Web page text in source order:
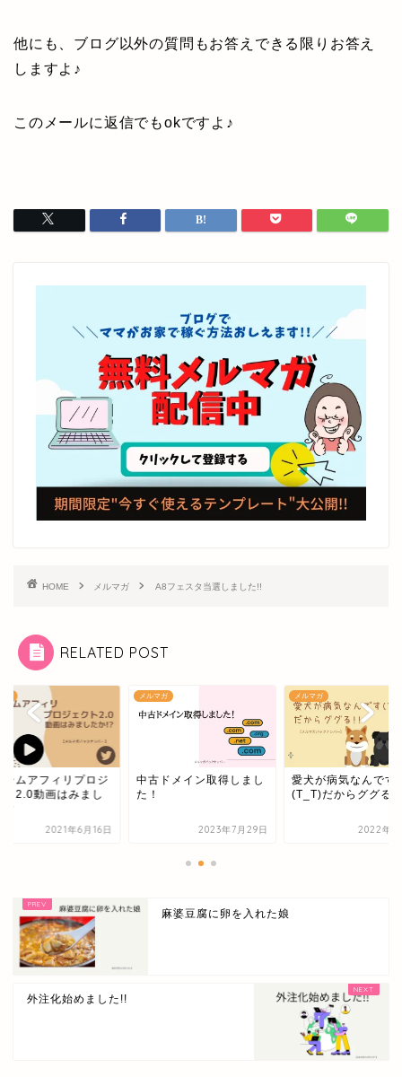
他にも、ブログ以外の質問もお答えできる限りお答え
しますよ♪
このメールに返信でもokですよ♪
HOME メルマガ A8フェスタ当選しました!!
RELATED POST
テムアフィリプロジ
ト2.0動画はみまし
!?
2021年6月16日
メルマガ
中古ドメイン取得しまし
た！
2023年7月29日
メルマガ
愛犬が病気なんです
(T_T)だからググる!!
2022年4
麻婆豆腐に卵を入れた娘
外注化始めました!!